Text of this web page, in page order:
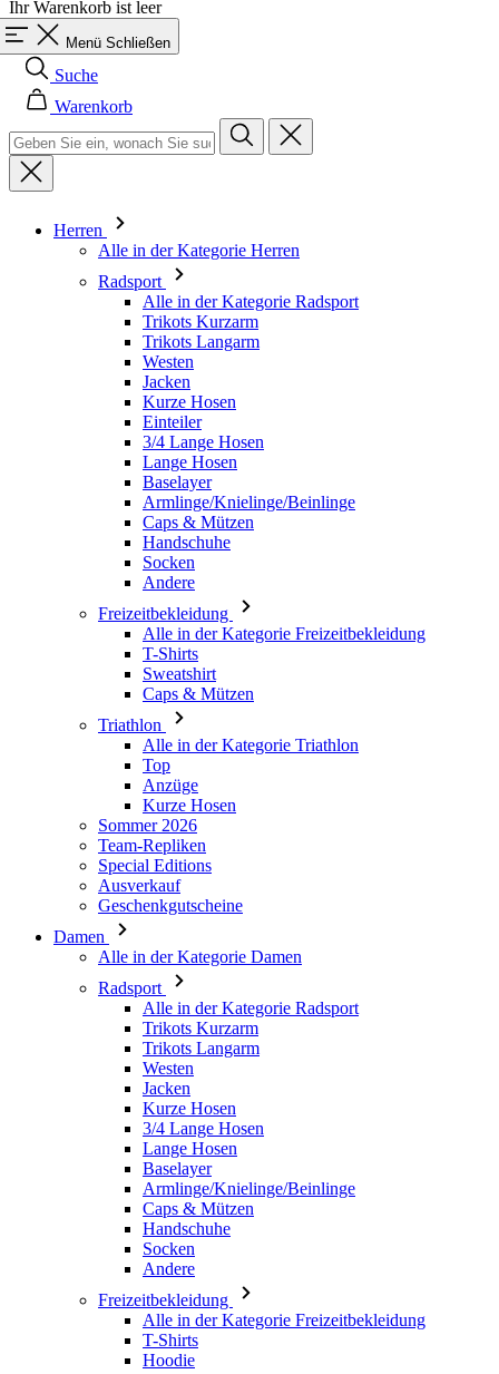
Warenkorb
Herren
Alle in der Kategorie Herren
Trikots Langarm
Westen
Jacken
Kurze Hosen
Einteiler
3/4 Lange Hosen
Lange Hosen
Baselayer
Armlinge/Knielinge/Beinlinge
Caps & Mützen
Handschuhe
Socken
Andere
Freizeitbekleidung
Alle in der Kategorie Freizeitbekleidung
T-Shirts
Sweatshirt
Caps & Mützen
Triathlon
Alle in der Kategorie Triathlon
Top
Anzüge
Kurze Hosen
Sommer 2026
Team-Repliken
Special Editions
Ausverkauf
Geschenkgutscheine
Damen
Alle in der Kategorie Damen
Radsport
Alle in der Kategorie Radsport
Trikots Langarm
Westen
Jacken
Kurze Hosen
3/4 Lange Hosen
Lange Hosen
Baselayer
Armlinge/Knielinge/Beinlinge
Caps & Mützen
Handschuhe
Socken
Andere
Freizeitbekleidung
Alle in der Kategorie Freizeitbekleidung
T-Shirts
Hoodie
Caps & Mützen
Triathlon
Alle in der Kategorie Triathlon
Top